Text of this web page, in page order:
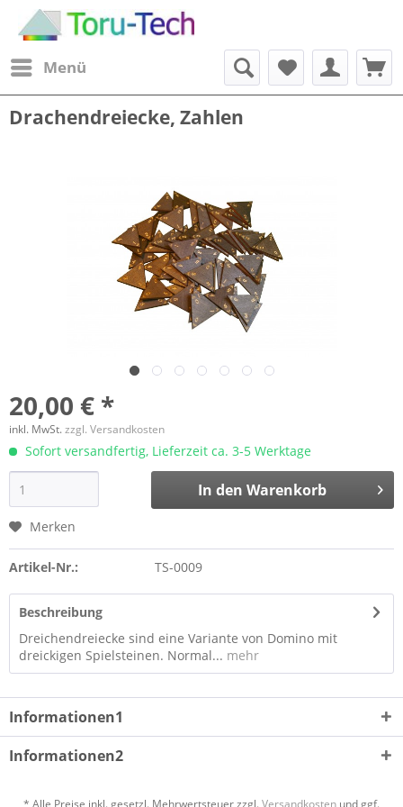
Menü
Drachendreiecke, Zahlen
20,00 € *
inkl. MwSt.zzgl. Versandkosten
Sofort versandfertig, Lieferzeit ca. 3-5 Werktage
In den Warenkorb
Merken
Artikel-Nr.: TS-0009
Beschreibung
Dreichendreiecke sind eine Variante von Domino mit
dreickigen Spielsteinen. Normal... mehr
Informationen1
Informationen2